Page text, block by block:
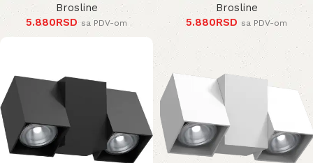
Brosline
5.880RSD sa PDV-om
Brosline
5.880RSD sa PDV-om